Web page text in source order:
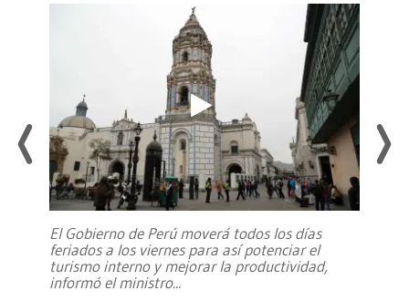
El Gobierno de Perú moverá todos los días
feriados a los viernes para así potenciar el
turismo interno y mejorar la productividad,
informó el ministro...